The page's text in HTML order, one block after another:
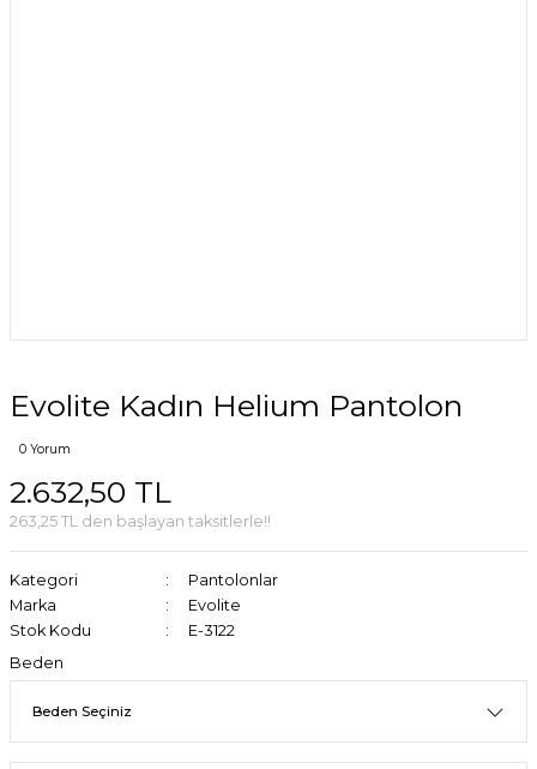
Evolite Kadın Helium Pantolon
0 Yorum
2.632,50 TL
263,25 TL den başlayan taksitlerle!!
Kategori
Pantolonlar
Marka
Evolite
Stok Kodu
E-3122
Beden